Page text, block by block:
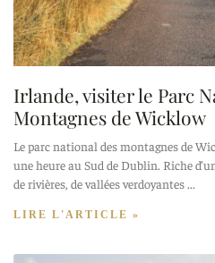
Irlande, visiter le Parc
Montagnes de Wicklow
Le parc national des montagnes de
une heure au Sud de Dublin. Riche
de rivières, de vallées verdoyantes
LIRE L'ARTICLE »